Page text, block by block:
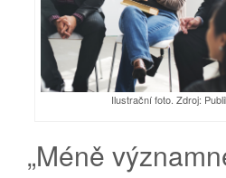
Ilustrační foto. Zdroj:
„Méně